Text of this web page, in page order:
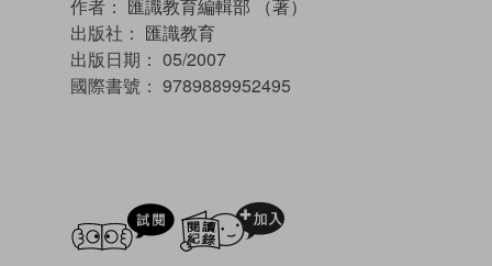
作者： 匯識教育編輯部 （著）
出版社： 匯識教育
出版日期： 05/2007
國際書號： 9789889952495
試閲